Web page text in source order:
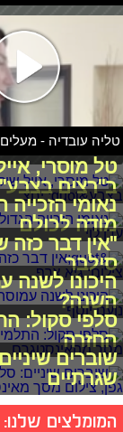
טליה עובדיה - מעלים
טל מוסרי,
ב"רצים בצבע"
נאומי הזכייה
מודה לכולם
"אין דבר כזה
סילבר
היכונו לשנה
השנה?
סלפי סקול:
החזרה
שוברים
שגרתיים
המומלצים שלנו: